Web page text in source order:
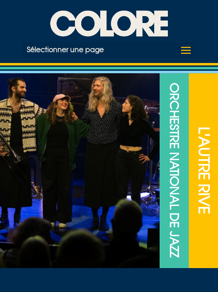
Sélectionner une page
ORCHESTRE NATIONAL DE JAZZ L'AUTRE RIVE